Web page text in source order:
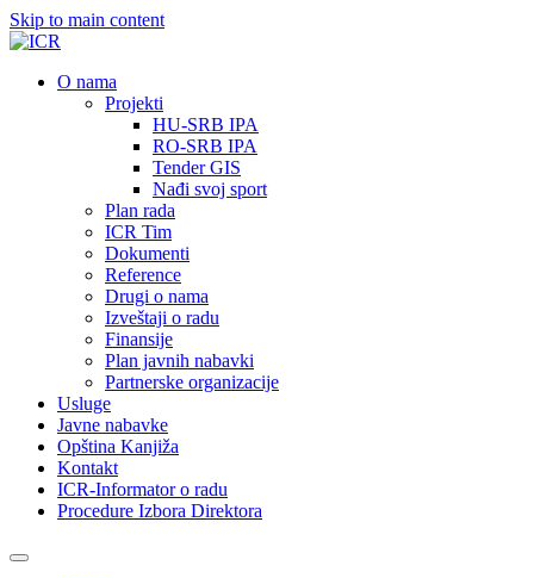
Skip to main content
О nama
Projekti
HU-SRB IPA
RO-SRB IPA
Tender GIS
Nađi svoj sport
Plan rada
ICR Tim
Dokumenti
Reference
Drugi o nama
Izveštaji o radu
Finansije
Plan javnih nabavki
Partnerske organizacije
Usluge
Javne nabavke
Opština Kanjiža
Kontakt
ICR-Informator o radu
Procedure Izbora Direktora